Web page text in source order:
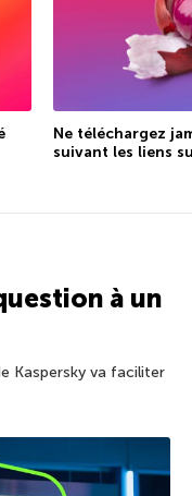
Ne téléchargez
suivant les liens
à un
Kaspersky va faciliter